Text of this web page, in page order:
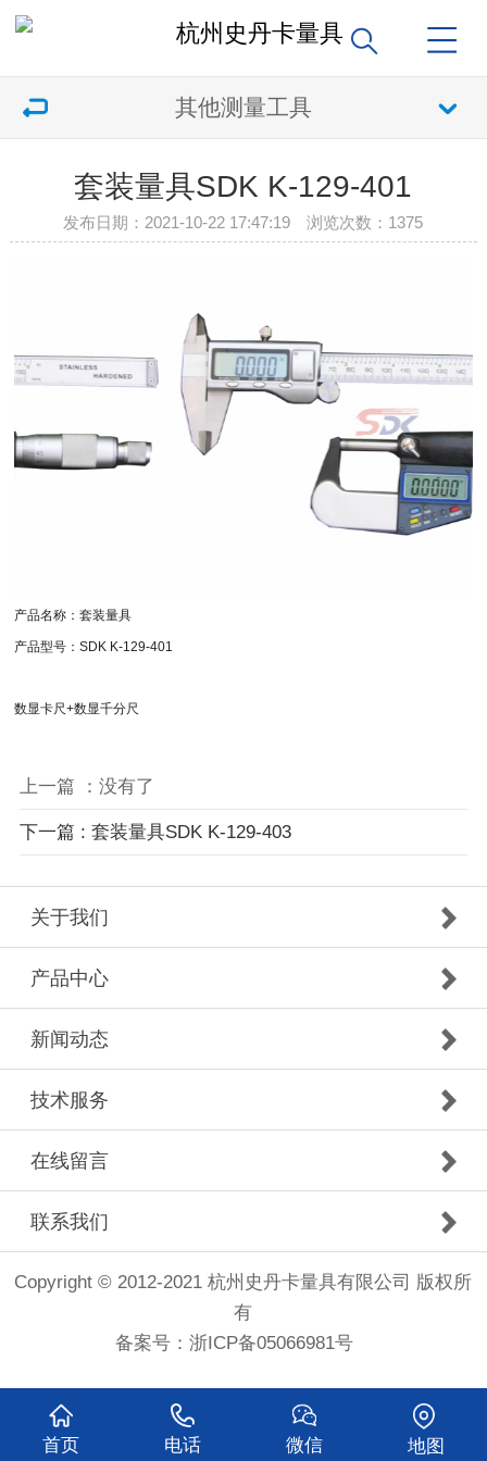
其他测量工具
套装量具SDK K-129-401
发布日期：2021-10-22 17:47:19 浏览次数： 1375
产品名称：套装量具
产品型号：SDK K-129-401
数显卡尺+数显千分尺
上一篇 ：没有了
下一篇 : 套装量具SDK K-129-403
关于我们
产品中心
新闻动态
技术服务
在线留言
联系我们
Copyright © 2012-2021 杭州史丹卡量具有限公司 版权所
有
备案号： 浙ICP备05066981号
首页 电话 微信 地图